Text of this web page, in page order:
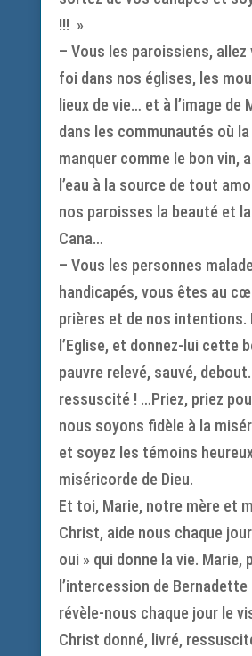
!!! »
– Vous les paroissiens, allez
foi dans nos églises, les
lieux de vie… et à l’image de
dans les communautés où la
manquer comme le bon vin,
l’eau à la source de tout
nos paroisses la beauté et
Cana…
– Vous les personnes
handicapés, vous êtes au
prières et de nos intentions.
l’Eglise, et donnez-lui cette
pauvre relevé, sauvé,
ressuscité ! …Priez, priez
nous soyons fidèle à la
et soyez les témoins
miséricorde de Dieu.
Et toi, Marie, notre mère et
Christ, aide nous chaque
oui » qui donne la vie. Marie,
l’intercession de
révèle-nous chaque jour le
Christ donné, livré,